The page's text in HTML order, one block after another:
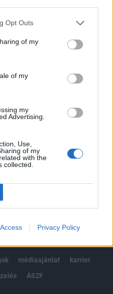
Opt Outs
of my
of my
my
Advertising.
Use,
of my
with the
collected.
Privacy Policy
hírarchívumához
előfizetéses
tartalmazza:
2 év napon belüli
BEJELENTKEZÉS
Portfolio
süti beállítások
médiaajánlat
karrier
ÁSZF